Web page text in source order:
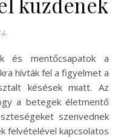
hívták fel a figyelmet a
késések miatt. Az
a betegek életmentő
szenvednek
felvételével kapcsolatos